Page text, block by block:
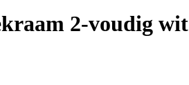
2-voudig wit